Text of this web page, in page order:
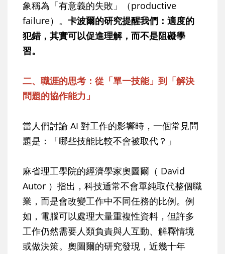
象稱為「有意義的失敗」（productive
failure）。 卡波爾的研究提醒我們：適度的
犯錯，其實可以促進理解，而不是阻礙學
習。
二、職涯的思考：從「單一技能」到「解決
問題的協作能力」
當人們討論 AI 對工作的影響時，一個常見問
題是：「哪些技能比較不會被取代？」
麻省理工學院的經濟學家奧圖爾（ David
Autor ）指出，科技通常不會單純取代整個職
業，而是會改變工作中不同任務的比例。例
如，電腦可以處理大量重複性資料，但許多
工作仍然需要人類負責與人互動、解釋情境
或做決策。奧圖爾的研究發現，近幾十年